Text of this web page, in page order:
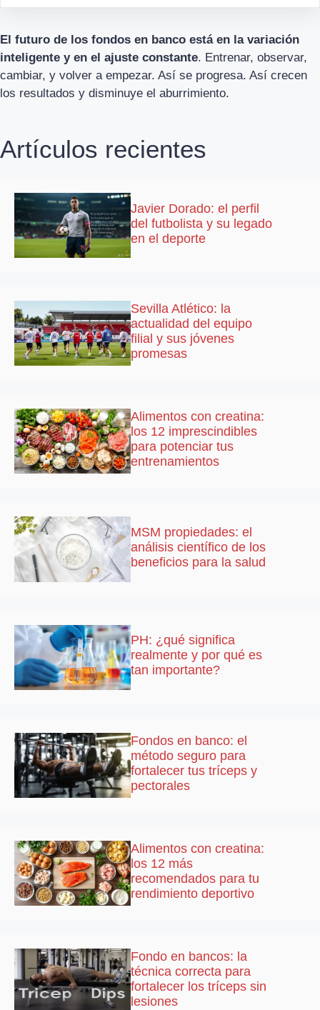
El futuro de los fondos en banco está en la variación
inteligente y en el ajuste constante. Entrenar, observar,
cambiar, y volver a empezar. Así se progresa. Así crecen
los resultados y disminuye el aburrimiento.
Artículos recientes
Javier Dorado: el perfil
del futbolista y su legado
en el deporte
Sevilla Atlético: la
actualidad del equipo
filial y sus jóvenes
promesas
Alimentos con creatina:
los 12 imprescindibles
para potenciar tus
entrenamientos
MSM propiedades: el
análisis científico de los
beneficios para la salud
PH: ¿qué significa
realmente y por qué es
tan importante?
Fondos en banco: el
método seguro para
fortalecer tus tríceps y
pectorales
Alimentos con creatina:
los 12 más
recomendados para tu
rendimiento deportivo
Fondo en bancos: la
técnica correcta para
fortalecer los tríceps sin
lesiones